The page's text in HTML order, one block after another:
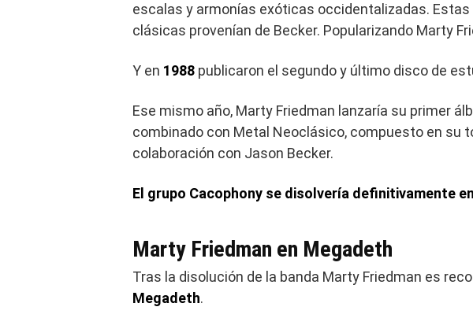
escalas y armonías exóticas occidentalizadas.
clásicas provenían de Becker. Popularizando Marty
Y en 1988 publicaron el segundo y último disco de
Ese mismo año, Marty Friedman lanzaría su primer
combinado con Metal Neoclásico, compuesto en
colaboración con Jason Becker.
El grupo Cacophony se disolvería definitivamente
Marty Friedman en Megadeth
Tras la disolución de la banda Marty Friedman es
Megadeth.